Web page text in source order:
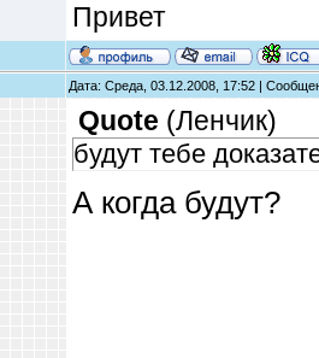
Привет
Дата: Среда, 03.12.2008, 17:52 |
Quote (Ленчик)
будут тебе
А когда будут?